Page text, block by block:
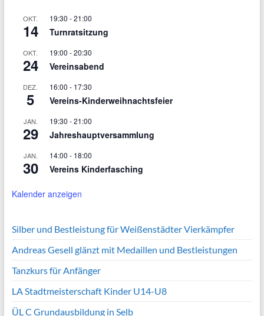
OKT.
14
19:30 -21:00
Turnratsitzung
OKT.
24
19:00 -20:30
Vereinsabend
DEZ.
5
16:00 - 17:30
Vereins-Kinderweihnachtsfeier
JAN.
29
19:30 -21:00
Jahreshauptversammlung
JAN.
30
14:00 - 18:00
Vereins Kinderfasching
Kalender anzeigen
Silber und Bestleistung für Weißenstädter Vierkämpfer
Andreas Gesell glänzt mit Medaillen und Bestleistungen
Tanzkurs für Anfänger
LA Stadtmeisterschaft Kinder U14-U8
ÜL C Grundausbildung in Selb